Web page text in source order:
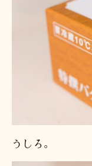
うしろ。